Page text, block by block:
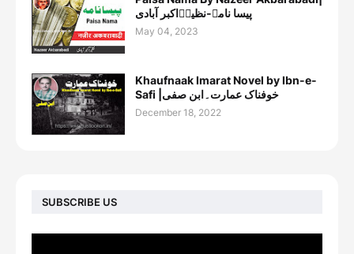
پیسا نامہ-نظیرؔاکبر آبادی
May 04, 2023
Khaufnaak Imarat Novel by Ibn-e-
Safi |خوفناک عمارت۔ابن صفی
December 18, 2022
SUBSCRIBE US